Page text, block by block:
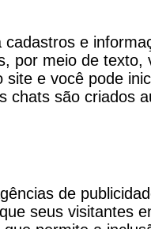
e
por meio de texto,
e você pode
chats são criados
de
seus visitantes